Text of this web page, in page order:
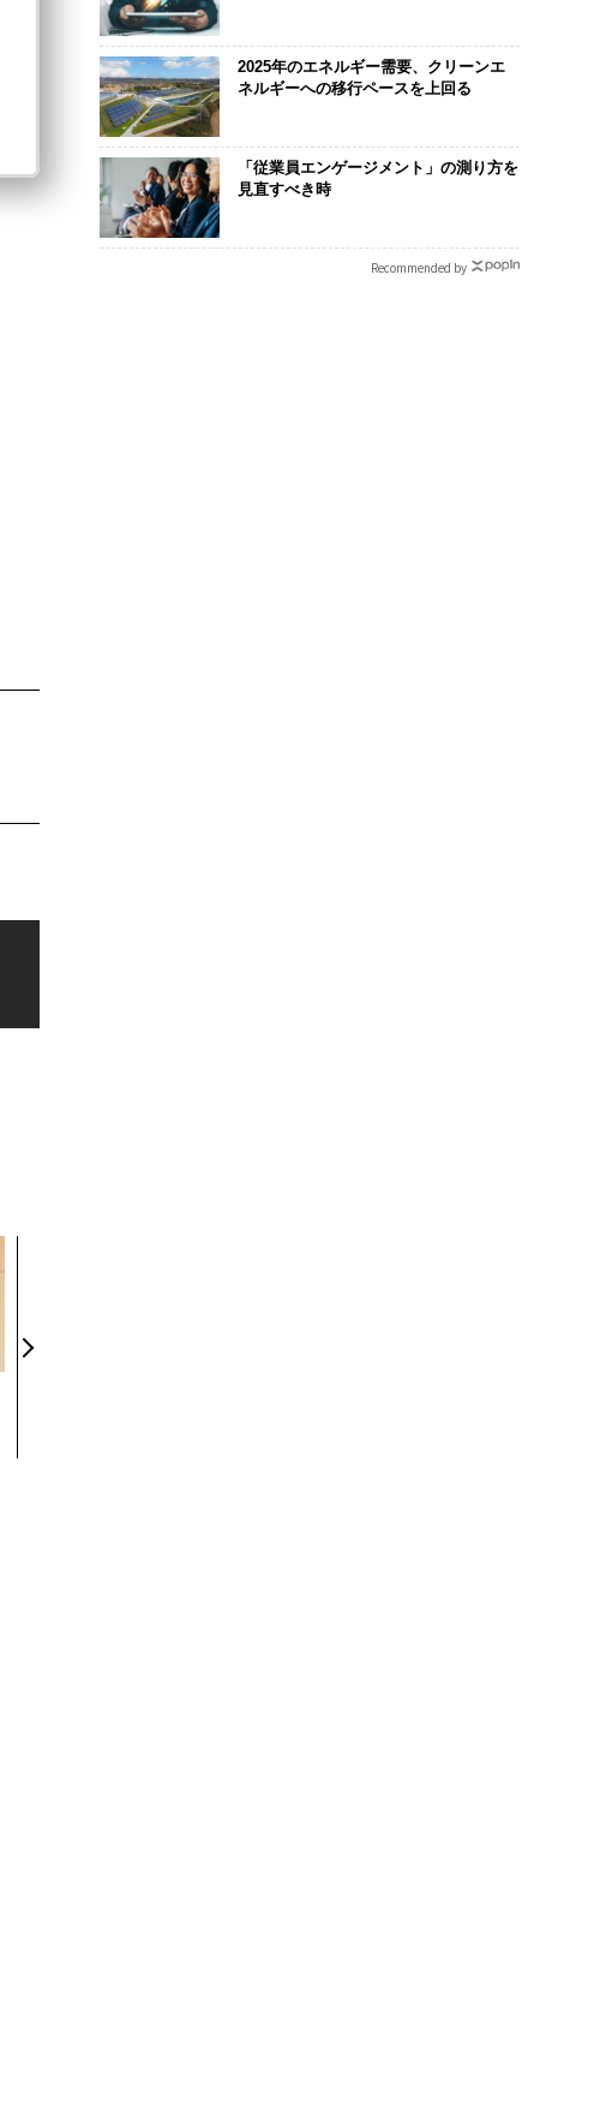
2025年のエネルギー需要、クリーンエ
ネルギーへの移行ペースを上回る
「従業員エンゲージメント」の測り方を
見直すべき時
Recommended by